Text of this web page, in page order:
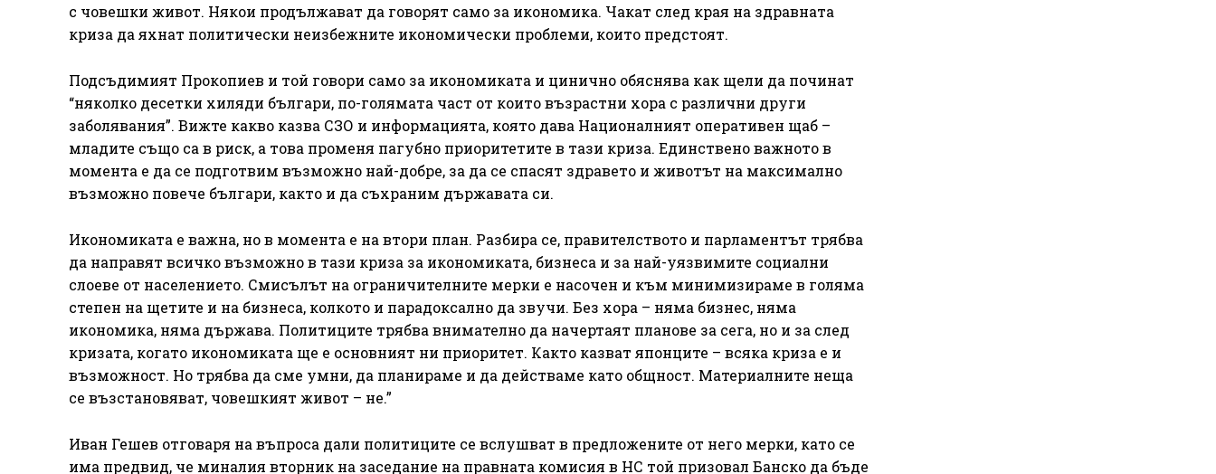
с човешки живот. Някои продължават да говорят само за икономика. Чакат след края на здравната
криза да яхнат политически неизбежните икономически проблеми, които предстоят.
Подсъдимият Прокопиев и той говори само за икономиката и цинично обяснява как щели да починат
“няколко десетки хиляди българи, по-голямата част от които възрастни хора с различни други
заболявания”. Вижте какво казва СЗО и информацията, която дава Националният оперативен щаб –
младите също са в риск, а това променя пагубно приоритетите в тази криза. Единствено важното в
момента е да се подготвим възможно най-добре, за да се спасят здравето и животът на максимално
възможно повече българи, както и да съхраним държавата си.
Икономиката е важна, но в момента е на втори план. Разбира се, правителството и парламентът трябва
да направят всичко възможно в тази криза за икономиката, бизнеса и за най-уязвимите социални
слоеве от населението. Смисълът на ограничителните мерки е насочен и към минимизираме в голяма
степен на щетите и на бизнеса, колкото и парадоксално да звучи. Без хора – няма бизнес, няма
икономика, няма държава. Политиците трябва внимателно да начертаят планове за сега, но и за след
кризата, когато икономиката ще е основният ни приоритет. Както казват японците – всяка криза е и
възможност. Но трябва да сме умни, да планираме и да действаме като общност. Материалните неща
се възстановяват, човешкият живот – не.”
Иван Гешев отговаря на въпроса дали политиците се вслушват в предложените от него мерки, като се
има предвид, че миналия вторник на заседание на правната комисия в НС той призовал Банско да бъде